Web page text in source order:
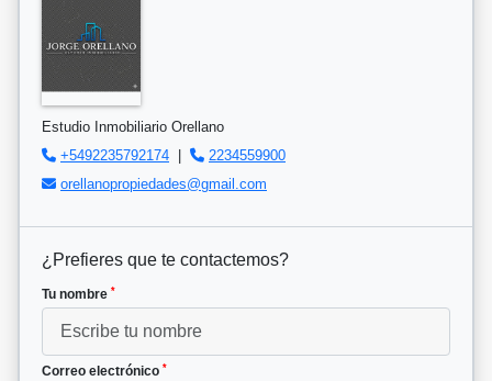
Estudio Inmobiliario Orellano
+5492235792174
2234559900
orellanopropiedades@gmail.com
¿Prefieres que te contactemos?
Tu nombre *
Correo electrónico *